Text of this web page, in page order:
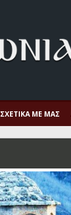
ΣΧΕΤΙΚΆ ΜΕ ΜΑΣ